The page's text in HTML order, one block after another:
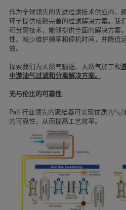
作为全球领先的先进过滤技术供应商，
环节提供成熟完善的过滤解决方案。我
和分离技术，能够提供全面的解决方案
性、减少维护频率和停机时间，并降低
效。
探索我们为天然气输送、天然气加工和
中游油气过滤和分离解决方案。
无与伦比的可靠性
Pall 行业领先的聚结器可实现优质的气
的可靠性，从而提高工艺效率。